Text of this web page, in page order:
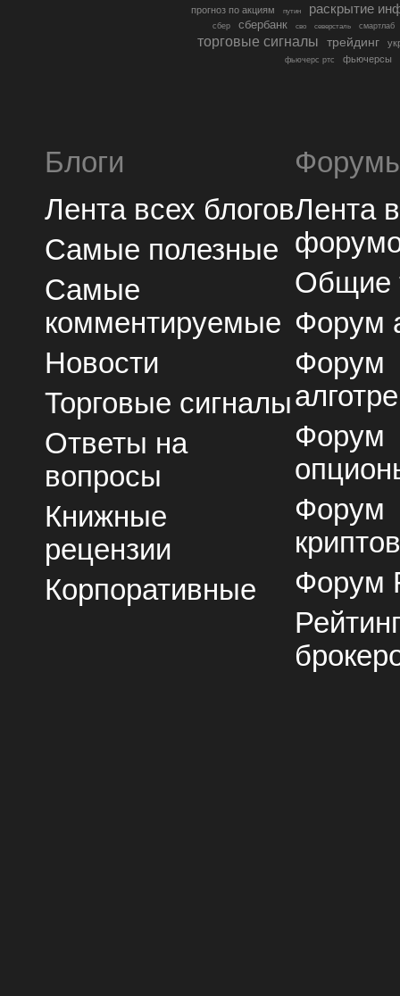
прогноз по акциям путин раскрытие
сбер сбербанк сво северсталь смартлаб
торговые сигналы трейдинг
фьючерс ртс фьючерсы
Блоги
Лента всех блогов
Самые полезные
Самые
комментируемые
Новости
Торговые сигналы
Ответы на
вопросы
Книжные
рецензии
Корпоративные
Лента
Общие
Форум
Форум
Форум
Форум
Форум